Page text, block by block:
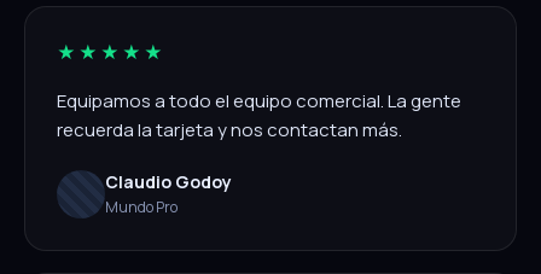
★★★★★
Equipamos a todo el equipo comercial. La gente
recuerda la tarjeta y nos contactan más.
Claudio Godoy
Mundo Pro